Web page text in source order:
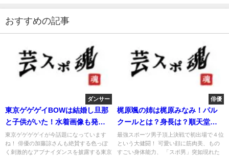
おすすめの記事
ダンサー
東京ゲゲゲイBOWは結婚し旦那
と子供がいた！水着画像も発
見！
東京ゲゲゲゲイが今話題になっています
ね！ 俳優の加藤諒さんも絶賛する色っぽ
く刺激的なアブナイダンスを披露する東京
俳優
梶原颯の姉は梶原みなみ！パル
クールとは？身長は？順天堂大
学？
最強スポーツ男子頂上決戦で初出場で４位
という大健闘！ 可愛い顔に筋肉美、もの
すごい身体能力、 「スポ男」突如現れた